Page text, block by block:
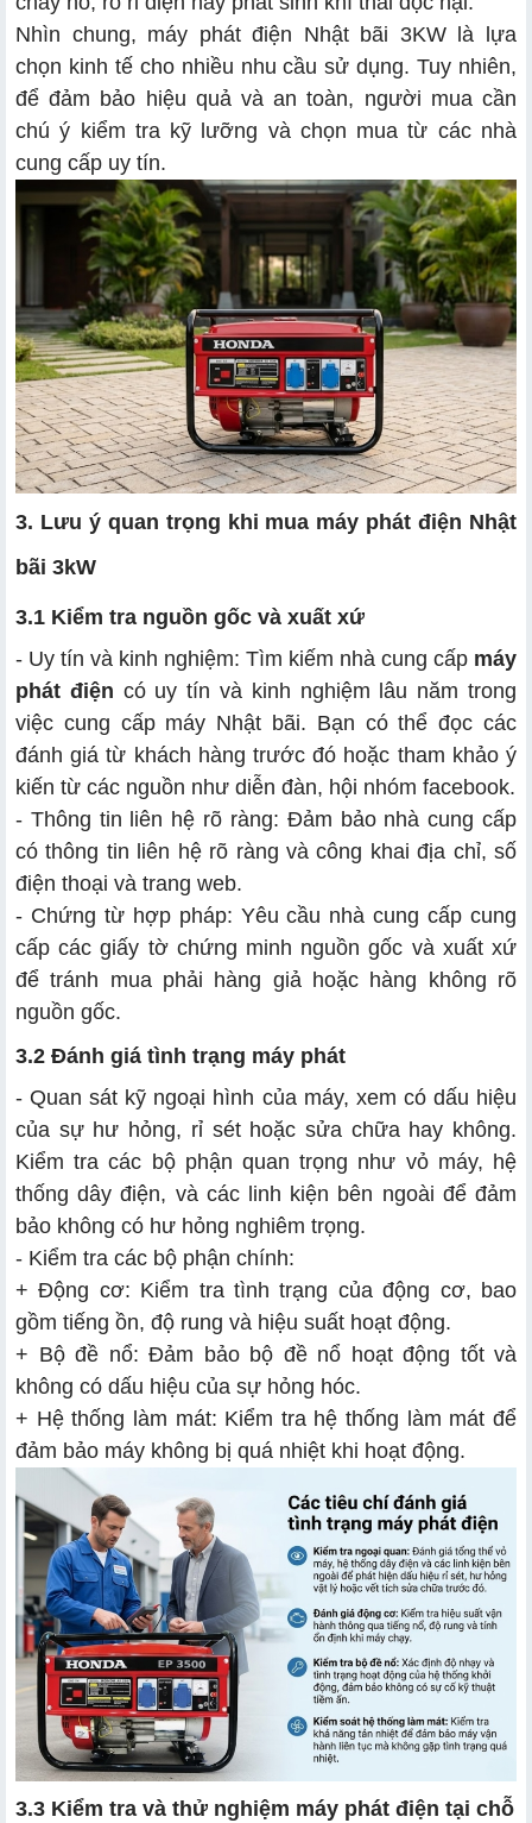
Nhìn chung, máy phát điện Nhật bãi 3KW là lựa
chọn kinh tế cho nhiều nhu cầu sử dụng. Tuy nhiên,
để đảm bảo hiệu quả và an toàn, người mua cần
chú ý kiểm tra kỹ lưỡng và chọn mua từ các nhà
cung cấp uy tín.
3. Lưu ý quan trọng khi mua máy phát điện Nhật
bãi 3kW
3.1 Kiểm tra nguồn gốc và xuất xứ
- Uy tín và kinh nghiệm: Tìm kiếm nhà cung cấp máy
phát điện có uy tín và kinh nghiệm lâu năm trong
việc cung cấp máy Nhật bãi. Bạn có thể đọc các
đánh giá từ khách hàng trước đó hoặc tham khảo ý
kiến từ các nguồn như diễn đàn, hội nhóm facebook.
- Thông tin liên hệ rõ ràng: Đảm bảo nhà cung cấp
có thông tin liên hệ rõ ràng và công khai địa chỉ, số
điện thoại và trang web.
- Chứng từ hợp pháp: Yêu cầu nhà cung cấp cung
cấp các giấy tờ chứng minh nguồn gốc và xuất xứ
để tránh mua phải hàng giả hoặc hàng không rõ
nguồn gốc.
3.2 Đánh giá tình trạng máy phát
- Quan sát kỹ ngoại hình của máy, xem có dấu hiệu
của sự hư hỏng, rỉ sét hoặc sửa chữa hay không.
Kiểm tra các bộ phận quan trọng như vỏ máy, hệ
thống dây điện, và các linh kiện bên ngoài để đảm
bảo không có hư hỏng nghiêm trọng.
- Kiểm tra các bộ phận chính:
+ Động cơ: Kiểm tra tình trạng của động cơ, bao
gồm tiếng ồn, độ rung và hiệu suất hoạt động.
+ Bộ đề nổ: Đảm bảo bộ đề nổ hoạt động tốt và
không có dấu hiệu của sự hỏng hóc.
+ Hệ thống làm mát: Kiểm tra hệ thống làm mát để
đảm bảo máy không bị quá nhiệt khi hoạt động.
3.3 Kiểm tra và thử nghiệm máy phát điện tại chỗ